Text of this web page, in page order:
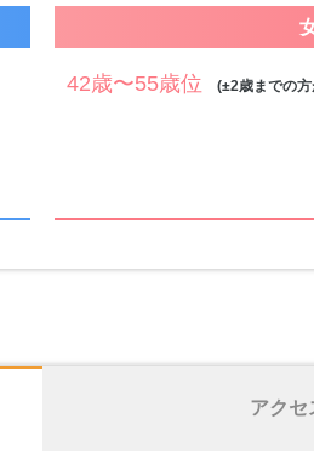
42歳〜55歳位 (±2歳までの方
アクセ